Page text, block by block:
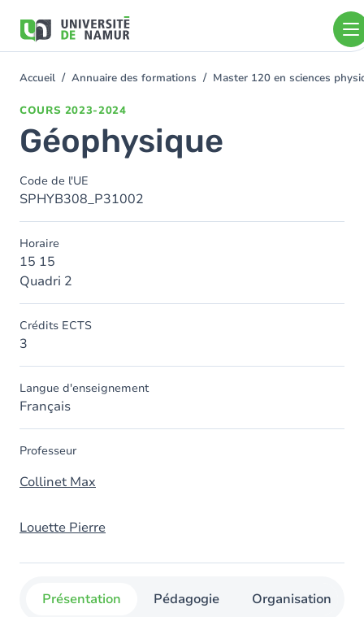
contenu
You
Accueil Annuaire des formations Master 120 en sciences
COURS 2023-2024
Géophysique
Code de l'UE
SPHYB308_P31002
Horaire
15 15
Quadri 2
Crédits ECTS
3
Langue d'enseignement
Français
Professeur
Collinet Max
Louette Pierre
Présentation Pédagogie Organisation